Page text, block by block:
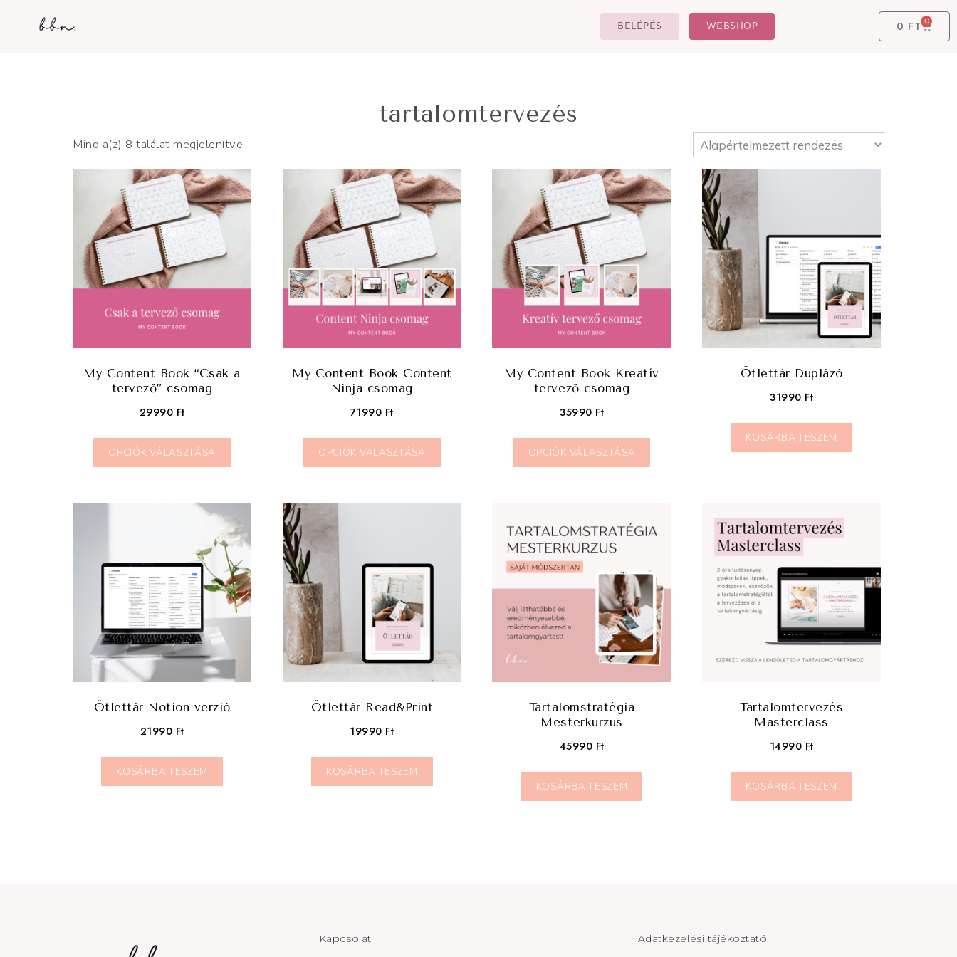
BELÉPÉS WEBSHOP 0 FT 0
tartalomtervezés
Mind a(z) 8 találat megjelenítve
My Content Book “Csak a
tervező” csomag
29990 Ft
OPCIÓK VÁLASZTÁSA
My Content Book Content
Ninja csomag
71990 Ft
OPCIÓK VÁLASZTÁSA
My Content Book Kreatív
tervező csomag
35990 Ft
OPCIÓK VÁLASZTÁSA
Ötlettár Duplázó
31990 Ft
KOSÁRBA TESZEM
Ötlettár Notion verzió
21990 Ft
KOSÁRBA TESZEM
Ötlettár Read&Print
19990 Ft
KOSÁRBA TESZEM
Tartalomstratégia
Mesterkurzus
45990 Ft
KOSÁRBA TESZEM
Tartalomtervezés
Masterclass
14990 Ft
KOSÁRBA TESZEM
Kapcsolat Adatkezelési tájékoztató